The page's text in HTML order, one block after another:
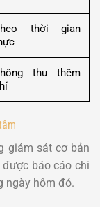
thời gian
thu thêm
giám sát cơ bản
báo cáo chi
ngày hôm đó.